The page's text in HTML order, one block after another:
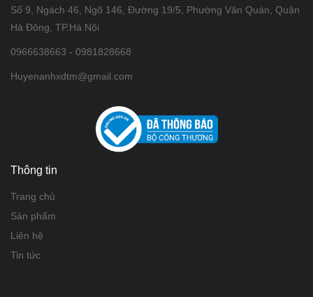
Số 9, Ngách 46, Ngõ 146, Đường 19/5, Phường Văn Quán, Quận
Hà Đông, TP.Hà Nội
0966638663 - 0981828668
Huyenanhxdtm@gmail.com
Thông tin
Trang chủ
Sản phẩm
Liên hệ
Tin tức